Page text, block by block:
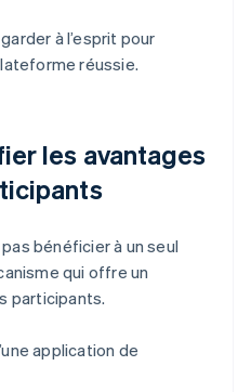
à l’esprit pour
réussie.
les avantages
bénéficier à un seul
qui offre un
participants.
application de